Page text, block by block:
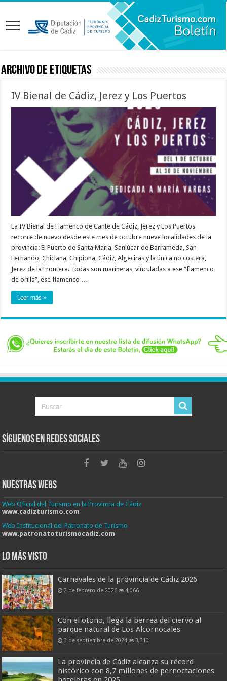
Archivo de etiquetas
IV Bienal de Cádiz, Jerez y Los Puertos
La IV Bienal de Flamenco de Cante de Cádiz, Jerez y Los Puertos
recorre de nuevo desde este mes de octubre nueve localidades de la
provincia: El Puerto de Santa María, Sanlúcar de Barrameda, San
Fernando, Chiclana, Chipiona, Cádiz, Algeciras y la única no costera,
Jerez de la Frontera. Todas son marineras, vinculadas a ese “flamenco
de orilla”, ese flamenco …
Leer más »
Síguenos en Redes Sociales
Nuestras Webs
Web Oficial del Turismo en la Provincia de Cádiz
www.cadizturismo.com
Web Institucional del Patronato de Turismo
www.patronatoturismocadiz.com
Lo más visto
Carnavales de la provincia de Cádiz 2026
2 de febrero de 2026 4,066
Con el otoño, llega la berrea del ciervo al
parque natural de Los Alcornocales
3 de septiembre de 2024 3,310
La provincia de Cádiz alcanza su récord
histórico con 8,7 millones de pernoctaciones